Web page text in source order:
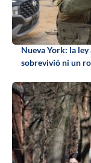
Nueva York: la
sobrevivió ni un